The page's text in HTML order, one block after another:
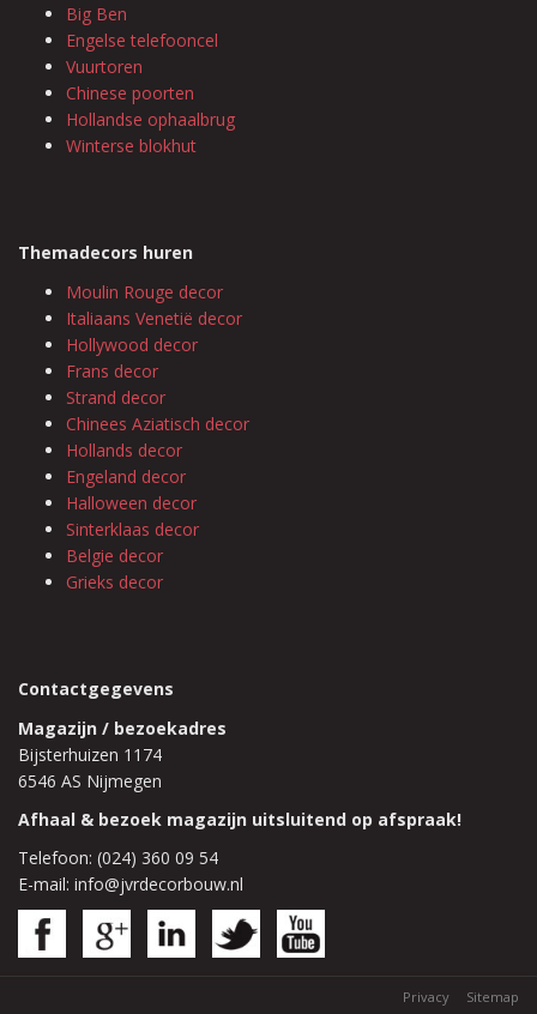
Big Ben
Engelse telefooncel
Vuurtoren
Chinese poorten
Hollandse ophaalbrug
Winterse blokhut
Themadecors huren
Moulin Rouge decor
Italiaans Venetië decor
Hollywood decor
Frans decor
Strand decor
Chinees Aziatisch decor
Hollands decor
Engeland decor
Halloween decor
Sinterklaas decor
Belgie decor
Grieks decor
Contactgegevens
Magazijn / bezoekadres
Bijsterhuizen 1174
6546 AS Nijmegen
Afhaal & bezoek magazijn uitsluitend op afspraak!
Telefoon: (024) 360 09 54
E-mail: info@jvrdecorbouw.nl
Privacy Sitemap